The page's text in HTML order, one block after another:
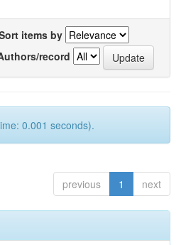
items by
record
0.001 seconds).
previous 1 next